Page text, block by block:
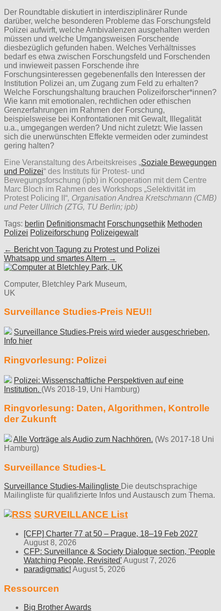
Der Roundtable diskutiert in interdisziplinärer Runde
darüber, welche besonderen Probleme das Forschungsfeld
Polizei aufwirft, welche Ambivalenzen ausgehalten werden
müssen und welche Umgangsweisen Forschende
diesbezüglich gefunden haben. Welches Verhältnisses
bedarf es etwa zwischen Forschungsfeld und Forschenden
und inwieweit passen Forschende ihre
Forschungsinteressen gegebenenfalls den Interessen der
Institution Polizei an, um Zugang zum Feld zu erhalten?
Welche Forschungshaltung brauchen Polizeiforscher*innen?
Wie kann mit emotionalen, rechtlichen oder ethischen
Grenzerfahrungen im Rahmen der Forschung,
beispielsweise bei Konfrontationen mit Gewalt, Illegalität
u.a., umgegangen werden? Und nicht zuletzt: Wie lassen
sich die unerwünschten Effekte vermeiden oder zumindest
gering halten?
Eine Veranstaltung des Arbeitskreises „Soziale Bewegungen
und Polizei“ des Instituts für Protest- und
Bewegungsforschung (ipb) in Kooperation mit dem Centre
Marc Bloch im Rahmen des Workshops „Selektivität im
Protest Policing II“, Organisation Andrea Kretschmann (CMB)
und Peter Ullrich (ZTG, TU Berlin; ipb)
Tags: berlin Definitionsmacht Forschungsethik Methoden
Polizei Polizeiforschung Polizeigewalt
Post
navigation
← Bericht von Tagung zu Protest und Polizei
Whatsapp und smartes Altern →
Computer, Bletchley Park Museum,
UK
Surveillance Studies-Preis NEU!!
Surveillance Studies-Preis wird wieder ausgeschrieben,
Info hier
Ringvorlesung: Polizei
Polizei: Wissenschaftliche Perspektiven auf eine
Institution. (Ws 2018-19, Uni Hamburg)
Ringvorlesung: Daten, Algorithmen, Kontrolle
der Zukunft
Alle Vorträge als Audio zum Nachhören. (Ws 2017-18 Uni
Hamburg)
Surveillance Studies-L
Surveillance Studies-Mailingliste Die deutschsprachige
Mailingliste für qualifizierte Infos und Austausch zum Thema.
SURVEILLANCE List
[CFP] Charter 77 at 50 – Prague, 18–19 Feb 2027
August 8, 2026
CFP: Surveillance & Society Dialogue section, 'People
Watching People, Revisited'August 7, 2026
paradigmatic! August 5, 2026
Ressourcen
Big Brother Awards